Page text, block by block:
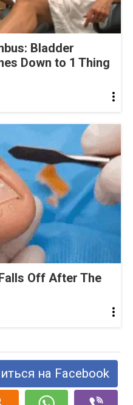
Bladder
Down to 1 Thing
Off After The
на Facebook